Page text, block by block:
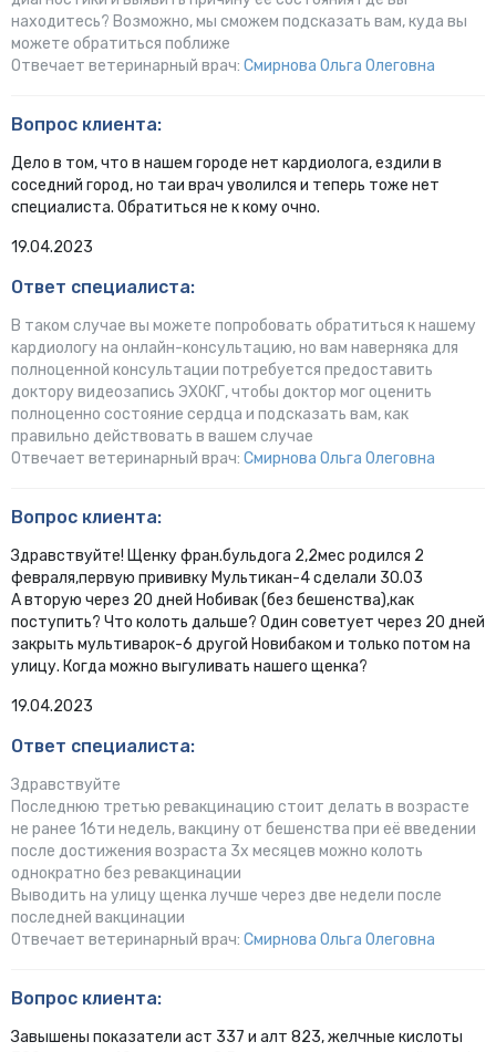
находитесь? Возможно, мы сможем подсказать вам, куда вы
можете обратиться поближе
Отвечает ветеринарный врач: Смирнова Ольга Олеговна
Вопрос клиента:
Дело в том, что в нашем городе нет кардиолога, ездили в
соседний город, но таи врач уволился и теперь тоже нет
специалиста. Обратиться не к кому очно.
19.04.2023
Ответ специалиста:
В таком случае вы можете попробовать обратиться к нашему
кардиологу на онлайн-консультацию, но вам наверняка для
полноценной консультации потребуется предоставить
доктору видеозапись ЭХОКГ, чтобы доктор мог оценить
полноценно состояние сердца и подсказать вам, как
правильно действовать в вашем случае
Отвечает ветеринарный врач: Смирнова Ольга Олеговна
Вопрос клиента:
Здравствуйте! Щенку фран.бульдога 2,2мес родился 2
февраля,первую прививку Мультикан-4 сделали 30.03
А вторую через 20 дней Нобивак (без бешенства),как
поступить? Что колоть дальше? Один советует через 20 дней
закрыть мультиварок-6 другой Новибаком и только потом на
улицу. Когда можно выгуливать нашего щенка?
19.04.2023
Ответ специалиста:
Здравствуйте
Последнюю третью ревакцинацию стоит делать в возрасте
не ранее 16ти недель, вакцину от бешенства при её введении
после достижения возраста 3х месяцев можно колоть
однократно без ревакцинации
Выводить на улицу щенка лучше через две недели после
последней вакцинации
Отвечает ветеринарный врач: Смирнова Ольга Олеговна
Вопрос клиента:
Завышены показатели аст 337 и алт 823, желчные кислоты